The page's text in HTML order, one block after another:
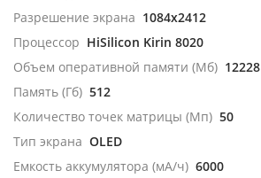
Разрешение экрана 1084x2412
Процессор HiSilicon Kirin 8020
Объем оперативной памяти (Мб) 12228
Память (Гб) 512
Количество точек матрицы (Мп) 50
Тип экрана OLED
Емкость аккумулятора (мА/ч) 6000